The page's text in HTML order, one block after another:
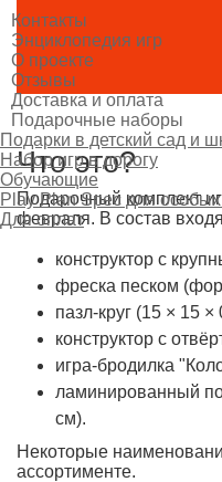
Контакты
Энциклопедия игр
О проекте
Отзывы
Доставка и оплата
Подарочные наборы
Подарки в детский сад и
Набор игр в дорогу
Обучающие
Play Plan Spec для особых
Для оплат
Что это?
Подарочный комплект
февраля. В состав
конструктор с
фреска песком
пазл-круг (15 × 15 ×
конструктор с
игра-бродилка
ламинированный
см).
Некоторые
ассортименте.